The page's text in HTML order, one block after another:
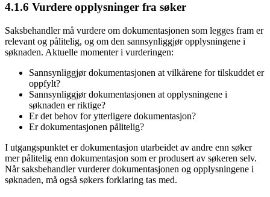
4.1.6 Vurdere opplysninger fra søker
Saksbehandler må vurdere om dokumentasjonen som legges fram er
relevant og pålitelig, og om den sannsynliggjør opplysningene i
søknaden. Aktuelle momenter i vurderingen:
Sannsynliggjør dokumentasjonen at vilkårene for tilskuddet er
oppfylt?
Sannsynliggjør dokumentasjonen at opplysningene i
søknaden er riktige?
Er det behov for ytterligere dokumentasjon?
Er dokumentasjonen pålitelig?
I utgangspunktet er dokumentasjon utarbeidet av andre enn søker
mer pålitelig enn dokumentasjon som er produsert av søkeren selv.
Når saksbehandler vurderer dokumentasjonen og opplysningene i
søknaden, må også søkers forklaring tas med.